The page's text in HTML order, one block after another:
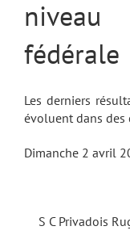
fédérale
Les derniers
évoluent dans
Dimanche 2 avril
S C Privadois